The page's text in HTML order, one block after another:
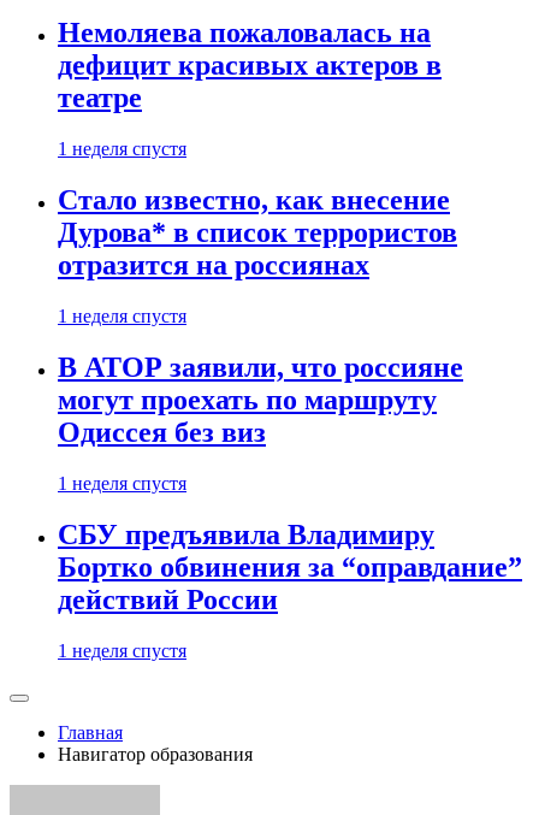
Немоляева пожаловалась на
дефицит красивых актеров в
театре
1 неделя спустя
Стало известно, как внесение
Дурова* в список террористов
отразится на россиянах
1 неделя спустя
В АТОР заявили, что россияне
могут проехать по маршруту
Одиссея без виз
1 неделя спустя
СБУ предъявила Владимиру
Бортко обвинения за “оправдание”
действий России
1 неделя спустя
Главная
Навигатор образования